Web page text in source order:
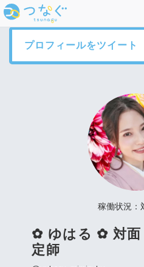
プロフィールをツイート
稼働状況：
✿ ゆはる ✿ 対面
定師